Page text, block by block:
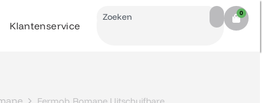
Klantenservice
Search 0
Cart